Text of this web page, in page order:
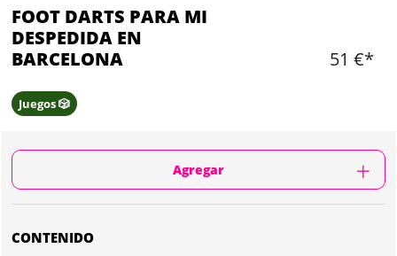
FOOT DARTS PARA MI
DESPEDIDA EN
BARCELONA
51 €*
Juegos 🎲
Agregar
CONTENIDO